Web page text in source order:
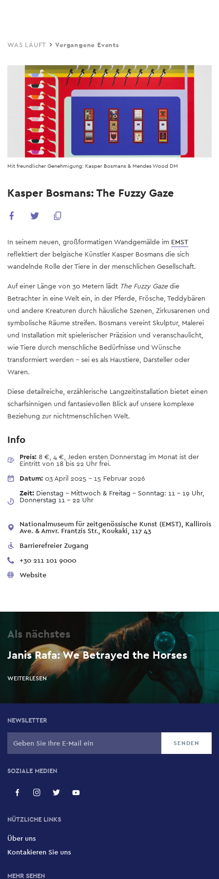
main
WAS LÄUFT Vergangene Events
Mit freundlicher Genehmigung: Kasper Bosmans & Mendes Wood DM
Kasper Bosmans: The Fuzzy Gaze
In seinem neuen, großformatigen Wandgemälde im EMST
reflektiert der belgische Künstler Kasper Bosmans die sich
wandelnde Rolle der Tiere in der menschlichen Gesellschaft.
Auf einer Länge von 30 Metern lädt The Fuzzy Gazedie
Betrachter in eine Welt ein, in der Pferde, Frösche, Teddybären
und andere Kreaturen durch häusliche Szenen, Zirkusarenen und
symbolische Räume streifen. Bosmans vereint Skulptur, Malerei
und Installation mit spielerischer Präzision und veranschaulicht,
wie Tiere durch menschliche Bedürfnisse und Wünsche
transformiert werden – sei es als Haustiere, Darsteller oder
Waren.
Diese detailreiche, erzählerische Langzeitinstallation bietet einen
scharfsinnigen und fantasievollen Blick auf unsere komplexe
Beziehung zur nichtmenschlichen Welt.
Info
Preis: 8 €, 4 €, Jeden ersten Donnerstag im Monat ist der
Eintritt von 18 bis 22 Uhr frei.
Datum: 03 April 2025 - 15 Februar 2026
Zeit: Dienstag - Mittwoch & Freitag - Sonntag: 11 – 19 Uhr,
Donnerstag 11 - 22 Uhr
Nationalmuseum für zeitgenössische Kunst (EMST), Kallirois
Ave. & Amvr. Frantzis Str., Koukaki, 117 43
Barrierefreier Zugang
+30 211 101 9000
Website
Als nächstes
Janis Rafa: We Betrayed the Horses
WEITERLESEN
NEWSLETTER
SOZIALE MEDIEN
NÜTZLICHE LINKS
Über uns
Kontakieren Sie uns
MEHR SEHEN